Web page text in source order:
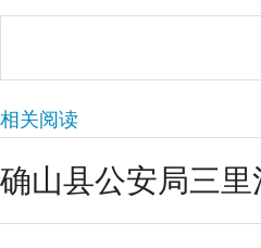
相关阅读
确山县公安局三